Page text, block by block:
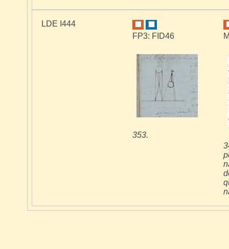
LDE I444
FP3: FID46
353.